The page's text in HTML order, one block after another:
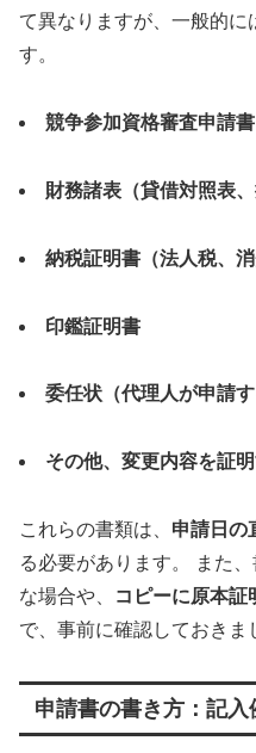
て異なりますが、一般的に
す。
競争参加資格審査申請書
財務諸表（貸借対照表、
納税証明書（法人税、消
印鑑証明書
委任状（代理人が申請す
その他、変更内容を証
これらの書類は、 申請日の
る必要があります。 また、
な場合や、
コピーに原本証
で、事前に確認しておきま
申請書の書き方：記入